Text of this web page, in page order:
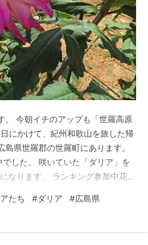
。 今朝イチのアップも「世羅高原
にかけて、紀州和歌山を旅した帰
県世羅郡の世羅町にあります。
した。 咲いていた「ダリア」を
なります。 ランキング参加中花の
たち #ダリア #広島県